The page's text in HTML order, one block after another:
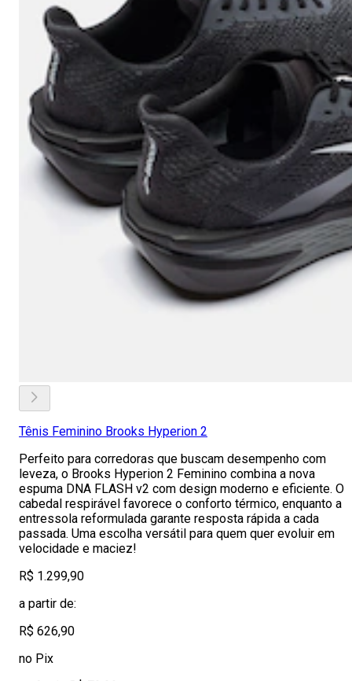
Tênis Feminino Brooks Hyperion 2
Perfeito para corredoras que buscam desempenho com
leveza, o Brooks Hyperion 2 Feminino combina a nova
espuma DNA FLASH v2 com design moderno e eficiente. O
cabedal respirável favorece o conforto térmico, enquanto a
entressola reformulada garante resposta rápida a cada
passada. Uma escolha versátil para quem quer evoluir em
velocidade e maciez!
R$ 1.299,90
a partir de:
R$ 626,90
no Pix